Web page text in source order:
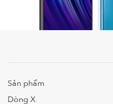
Sản phẩm
Dòng X